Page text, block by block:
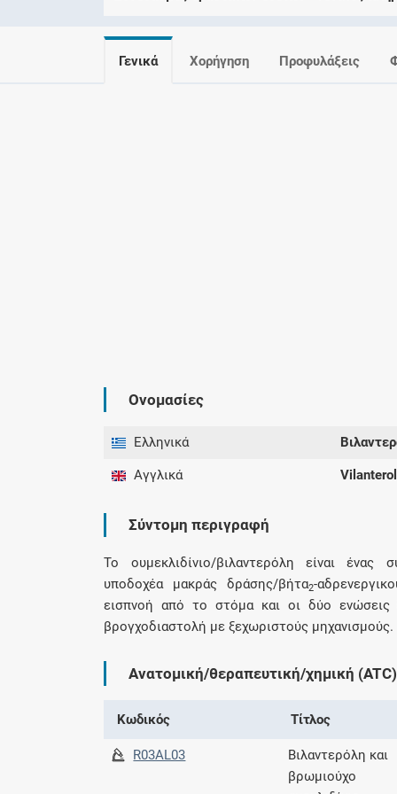
Γενικά Χορήγηση Προφυλάξεις
Ονομασίες
Ελληνικά
Αγγλικά
Σύντομη περιγραφή
Το ουμεκλιδίνιο/βιλαντερόλη είναι ένας
υποδοχέα μακράς δράσης/βήτα2-
εισπνοή από το στόμα και οι δύο ενώσεις
βρογχοδιαστολή με ξεχωριστούς μηχανισμούς.
Ανατομική/θεραπευτική/χημική
Κωδικός Τίτλος
R03AL03
Βιλαντερόλη και
βρωμιούχο